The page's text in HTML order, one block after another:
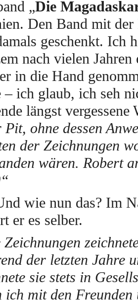
„Die
Den Band mit
geschenkt. Ich
nach vielen Jahren
in die Hand
– ich glaub, ich seh
längst vergessene
ohne dessen
der Zeichnungen
wären. Robert
wie nun das? Im
er es selber.
der letzten Jahre
sie stets in
ich mit den Freunden